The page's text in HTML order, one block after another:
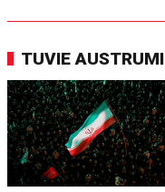
TUVIE AUSTRUMI